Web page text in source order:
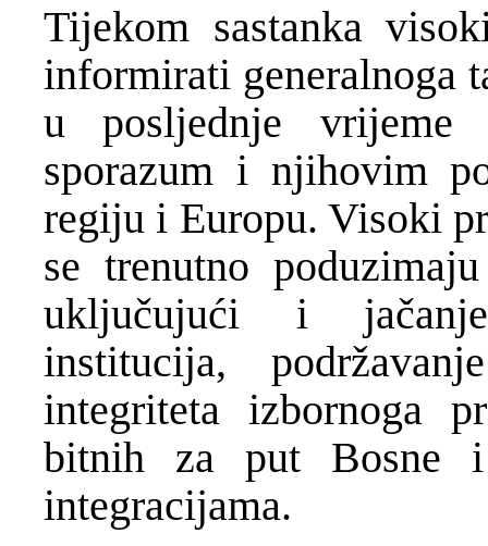
Tijekom sastanka
informirati generalnoga
u posljednje vrijeme
sporazum i njihovim
regiju i Europu. Visoki
se trenutno
uključujući i
institucija,
integriteta izbornoga
bitnih za put Bosne i
integracijama.